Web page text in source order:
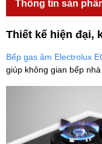
Thông tin sản
Thiết kế hiện đại,
Bếp gas âm Electrolux
giúp không gian bếp